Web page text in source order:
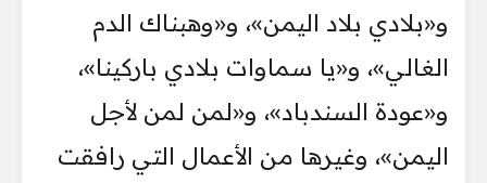
و«بلادي بلاد اليمن»، و«وهبناك الدم
الغالي»، و«يا سماوات بلادي باركينا»،
و«عودة السندباد»، و«لمن لمن لأجل
اليمن»، وغيرها من الأعمال التي رافقت